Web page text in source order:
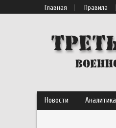
Главная Правила
Новости Аналитика